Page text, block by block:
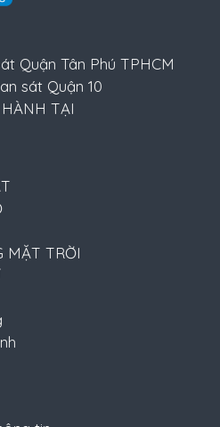
Quận Tân Phú TPHCM
sát Quận 10
TẠI
MẶT TRỜI